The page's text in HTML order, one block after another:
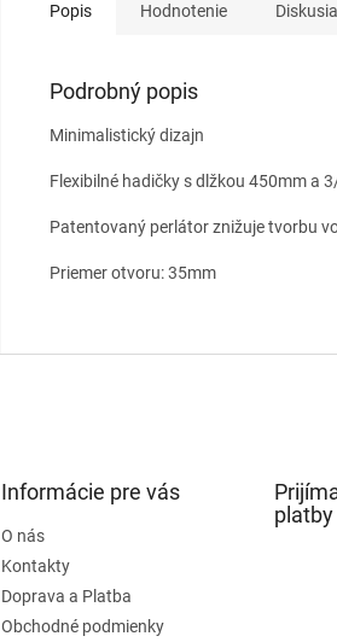
Popis Hodnotenie Diskusia
Podrobný popis
Minimalistický dizajn
Flexibilné hadičky s dlžkou 450mm a
Patentovaný perlátor znižuje tvorbu
Priemer otvoru: 35mm
Informácie pre vás
O nás
Kontakty
Doprava a Platba
Obchodné podmienky
platby